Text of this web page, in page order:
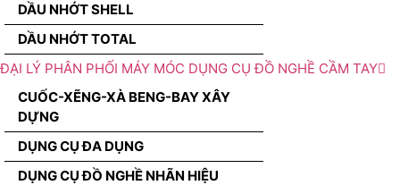
DẦU NHỚT SHELL
DẦU NHỚT TOTAL
ĐẠI LÝ PHÂN PHỐI MÁY MÓC DỤNG CỤ ĐỒ NGHỀ CẦM TAY
CUỐC-XẼNG-XÀ BENG-BAY XÂY
DỰNG
DỤNG CỤ ĐA DỤNG
DỤNG CỤ ĐỒ NGHỀ NHÃN HIỆU